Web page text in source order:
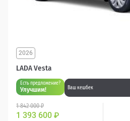
LADA Vesta
2026
Есть предложение?
Улучшим! Ваш кешбек
1 842 000 ₽
1 393 600 ₽